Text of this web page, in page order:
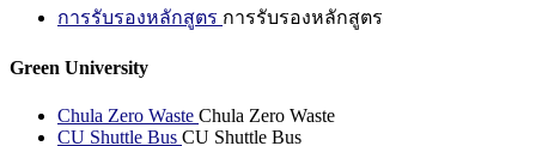
การรับรองหลักสูตร การรับรองหลักสูตร
Green University
Chula Zero Waste Chula Zero Waste
CU Shuttle Bus CU Shuttle Bus